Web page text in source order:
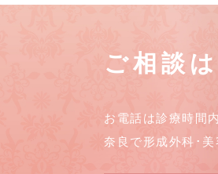
ご相談
お電話は診療時間
奈良で形成外科･美